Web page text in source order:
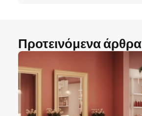
Προτεινόμενα άρθρα